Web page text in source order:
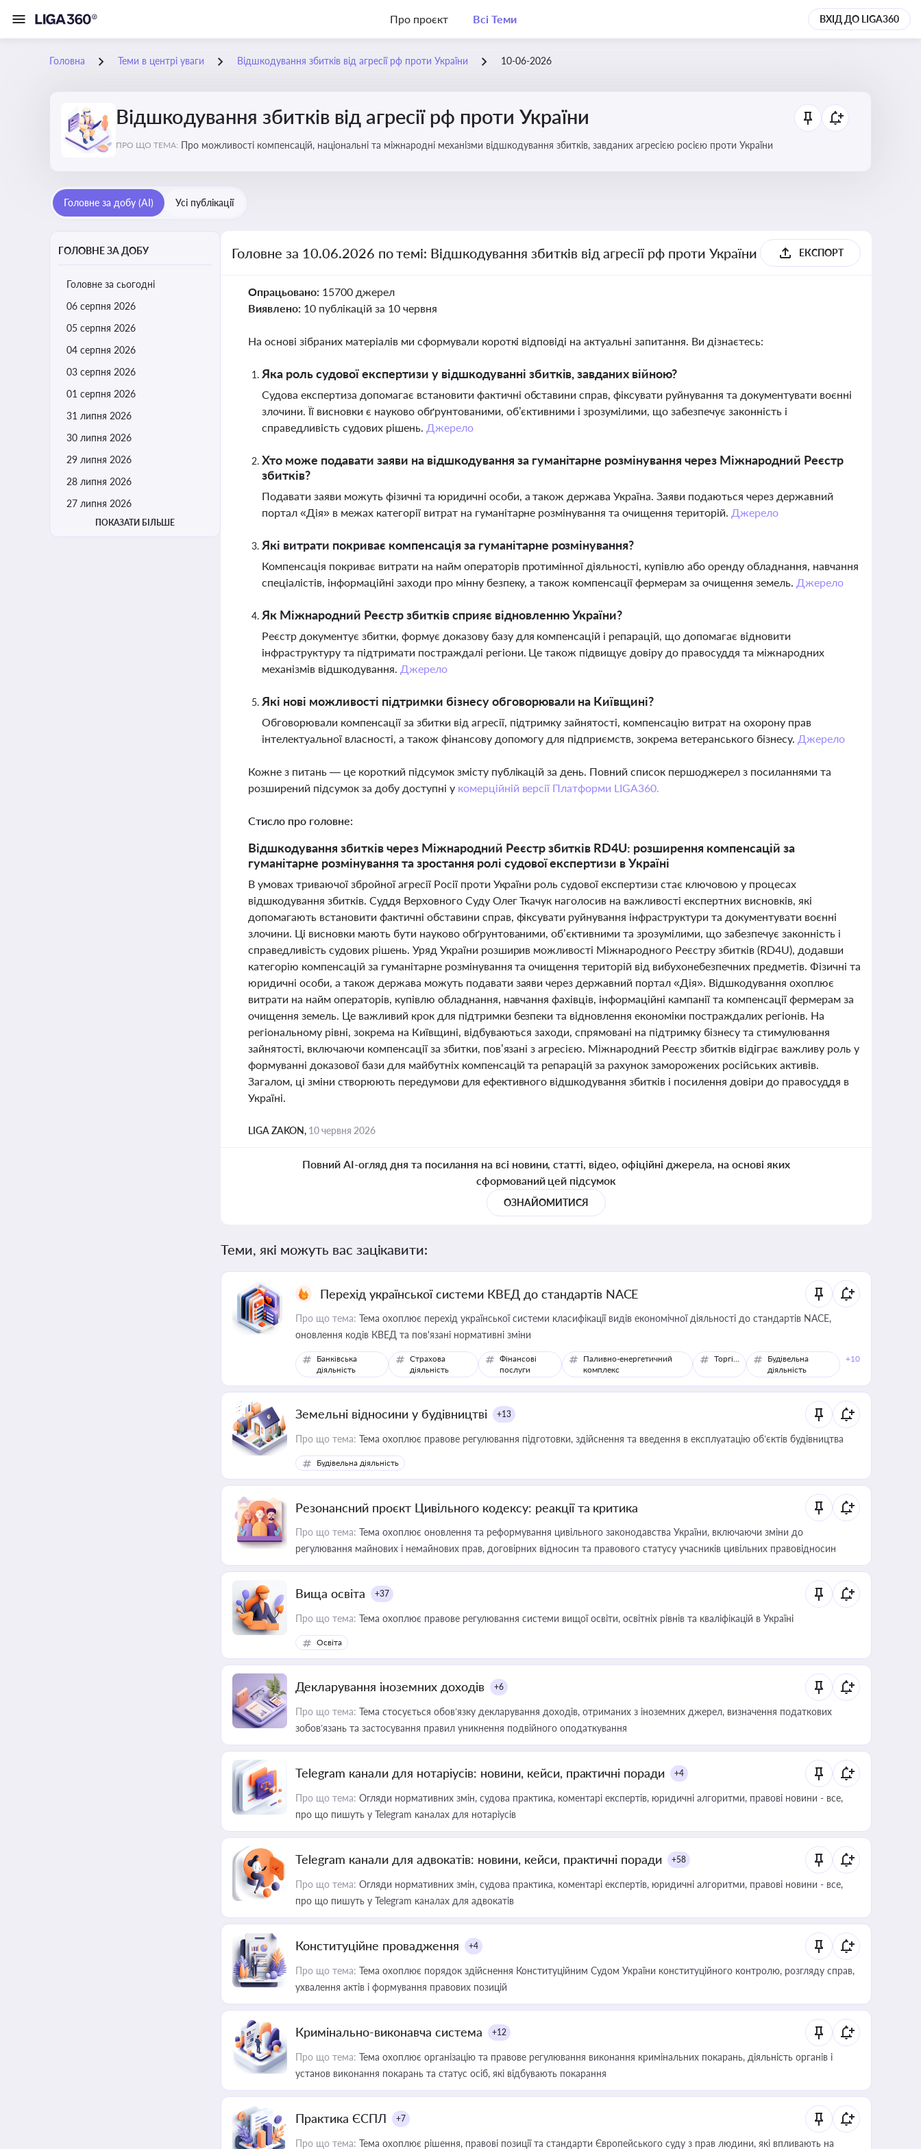
Про проєкт Всі Теми ВХІД ДО LIGA360
Головна Теми в центрі уваги Відшкодування збитків від агресії рф проти України 10-06-2026
Відшкодування збитків від агресії рф проти України
ПРО ЩО ТЕМА: Про можливості компенсацій, національні та міжнародні механізми відшкодування збитків, завданих агресією росією проти України
Головне за добу (AI) Усі публікації
ГОЛОВНЕ ЗА ДОБУ
Головне за сьогодні
06 серпня 2026
05 серпня 2026
04 серпня 2026
03 серпня 2026
01 серпня 2026
31 липня 2026
30 липня 2026
29 липня 2026
28 липня 2026
27 липня 2026
ПОКАЗАТИ БІЛЬШЕ
Головне за 10.06.2026 по темі: Відшкодування збитків від агресії рф проти України ЕКСПОРТ
Опрацьовано: 15700 джерел
Виявлено: 10 публікацій за 10 червня
На основі зібраних матеріалів ми сформували короткі відповіді на актуальні запитання. Ви дізнаєтесь:
Яка роль судової експертизи у відшкодуванні збитків, завданих війною?
Судова експертиза допомагає встановити фактичні обставини справ, фіксувати руйнування та документувати воєнні
злочини. Її висновки є науково обґрунтованими, об’єктивними і зрозумілими, що забезпечує законність і
справедливість судових рішень. Джерело
Хто може подавати заяви на відшкодування за гуманітарне розмінування через Міжнародний Реєстр
збитків?
Подавати заяви можуть фізичні та юридичні особи, а також держава Україна. Заяви подаються через державний
портал «Дія» в межах категорії витрат на гуманітарне розмінування та очищення територій. Джерело
Які витрати покриває компенсація за гуманітарне розмінування?
Компенсація покриває витрати на найм операторів протимінної діяльності, купівлю або оренду обладнання, навчання
спеціалістів, інформаційні заходи про мінну безпеку, а також компенсації фермерам за очищення земель. Джерело
Як Міжнародний Реєстр збитків сприяє відновленню України?
Реєстр документує збитки, формує доказову базу для компенсацій і репарацій, що допомагає відновити
інфраструктуру та підтримати постраждалі регіони. Це також підвищує довіру до правосуддя та міжнародних
механізмів відшкодування. Джерело
Які нові можливості підтримки бізнесу обговорювали на Київщині?
Обговорювали компенсації за збитки від агресії, підтримку зайнятості, компенсацію витрат на охорону прав
інтелектуальної власності, а також фінансову допомогу для підприємств, зокрема ветеранського бізнесу. Джерело
Кожне з питань — це короткий підсумок змісту публікацій за день. Повний список першоджерел з посиланнями та
розширений підсумок за добу доступні у комерційній версії Платформи LIGA360.
Стисло про головне:
Відшкодування збитків через Міжнародний Реєстр збитків RD4U: розширення компенсацій за
гуманітарне розмінування та зростання ролі судової експертизи в Україні
В умовах триваючої збройної агресії Росії проти України роль судової експертизи стає ключовою у процесах
відшкодування збитків. Суддя Верховного Суду Олег Ткачук наголосив на важливості експертних висновків, які
допомагають встановити фактичні обставини справ, фіксувати руйнування інфраструктури та документувати воєнні
злочини. Ці висновки мають бути науково обґрунтованими, об’єктивними та зрозумілими, що забезпечує законність і
справедливість судових рішень. Уряд України розширив можливості Міжнародного Реєстру збитків (RD4U), додавши
категорію компенсацій за гуманітарне розмінування та очищення територій від вибухонебезпечних предметів. Фізичні та
юридичні особи, а також держава можуть подавати заяви через державний портал «Дія». Відшкодування охоплює
витрати на найм операторів, купівлю обладнання, навчання фахівців, інформаційні кампанії та компенсації фермерам за
очищення земель. Це важливий крок для підтримки безпеки та відновлення економіки постраждалих регіонів. На
регіональному рівні, зокрема на Київщині, відбуваються заходи, спрямовані на підтримку бізнесу та стимулювання
зайнятості, включаючи компенсації за збитки, пов’язані з агресією. Міжнародний Реєстр збитків відіграє важливу роль у
формуванні доказової бази для майбутніх компенсацій та репарацій за рахунок заморожених російських активів.
Загалом, ці зміни створюють передумови для ефективного відшкодування збитків і посилення довіри до правосуддя в
Україні.
LIGA ZAKON, 10 червня 2026
Повний AI-огляд дня та посилання на всі новини, статті, відео, офіційні джерела, на основі яких
сформований цей підсумок
ОЗНАЙОМИТИСЯ
Теми, які можуть вас зацікавити:
Перехід української системи КВЕД до стандартів NACE
Про що тема: Тема охоплює перехід української системи класифікації видів економічної діяльності до стандартів NACE,
оновлення кодів КВЕД та пов'язані нормативні зміни
Банківська
діяльність
Страхова
діяльність
Фінансові
послуги
Паливно-енергетичний
комплекс
Торгівля
Будівельна
діяльність
+10
Земельні відносини у будівництві +13
Про що тема: Тема охоплює правове регулювання підготовки, здійснення та введення в експлуатацію об’єктів будівництва
Будівельна діяльність
Резонансний проєкт Цивільного кодексу: реакції та критика
Про що тема: Тема охоплює оновлення та реформування цивільного законодавства України, включаючи зміни до
регулювання майнових і немайнових прав, договірних відносин та правового статусу учасників цивільних правовідносин
Вища освіта +37
Про що тема: Тема охоплює правове регулювання системи вищої освіти, освітніх рівнів та кваліфікацій в Україні
Освіта
Декларування іноземних доходів +6
Про що тема: Тема стосується обов’язку декларування доходів, отриманих з іноземних джерел, визначення податкових
зобов’язань та застосування правил уникнення подвійного оподаткування
Telegram канали для нотаріусів: новини, кейси, практичні поради +4
Про що тема: Огляди нормативних змін, судова практика, коментарі експертів, юридичні алгоритми, правові новини - все,
про що пишуть у Telegram каналах для нотаріусів
Telegram канали для адвокатів: новини, кейси, практичні поради +58
Про що тема: Огляди нормативних змін, судова практика, коментарі експертів, юридичні алгоритми, правові новини - все,
про що пишуть у Telegram каналах для адвокатів
Конституційне провадження +4
Про що тема: Тема охоплює порядок здійснення Конституційним Судом України конституційного контролю, розгляду справ,
ухвалення актів і формування правових позицій
Кримінально-виконавча система +12
Про що тема: Тема охоплює організацію та правове регулювання виконання кримінальних покарань, діяльність органів і
установ виконання покарань та статус осіб, які відбувають покарання
Практика ЄСПЛ +7
Про що тема: Тема охоплює рішення, правові позиції та стандарти Європейського суду з прав людини, які впливають на